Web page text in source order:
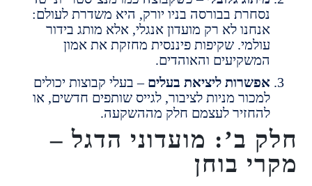
נסחרת בבורסה בניו יורק, היא משדרת לעולם:
אנחנו לא רק מועדון אנגלי, אלא מותג בידור
עולמי. שקיפות פיננסית מחזקת את אמון
המשקיעים והאוהדים.
אפשרות ליציאת בעלים– בעלי קבוצות יכולים
למכור מניות לציבור, לגייס שותפים חדשים, או
להחזיר לעצמם חלק מההשקעה.
ב’: מועדוני הדגל –
בוחן